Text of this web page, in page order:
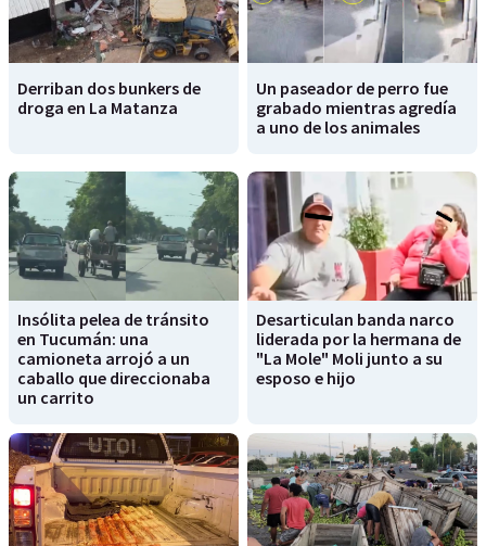
Derriban dos bunkers de
droga en La Matanza
Un paseador de perro fue
grabado mientras agredía
a uno de los animales
Insólita pelea de tránsito
en Tucumán: una
camioneta arrojó a un
caballo que direccionaba
un carrito
Desarticulan banda narco
liderada por la hermana de
"La Mole" Moli junto a su
esposo e hijo